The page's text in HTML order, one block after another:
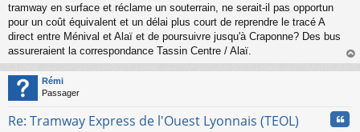
s
g
e
n
o
n
l
tramway en surface et réclame un souterrain, ne serait-il pas opportun
pour un coût équivalent et un délai plus court de reprendre le tracé A
direct entre Ménival et Alaï et de poursuivre jusqu'à Craponne? Des bus
assureraient la correspondance Tassin Centre / Alaï.
au
Rémi
Passager
Re: Tramway Express de l'Ouest Lyonnais (TEOL)